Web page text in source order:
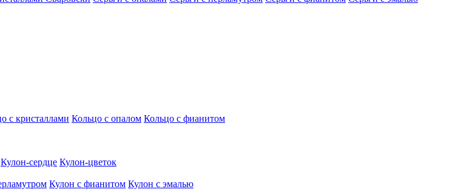
с кристаллами Кольцо с опалом Кольцо с фианитом
Кулон-сердце Кулон-цветок
Кулон с фианитом Кулон с эмалью